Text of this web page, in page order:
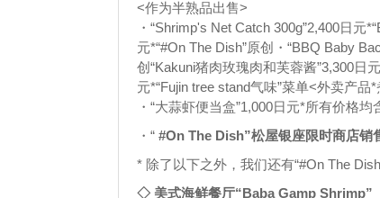
<作为半熟品出售>
・“Shrimp's Net Catch 300g”2,400日元
元*“#On The Dish”原创・“BBQ Baby
创“Kakuni猪肉玫瑰肉和芙蓉酱”3,300日
元*“Fujin tree stand气味”菜单<外卖产品
・“大蒜虾便当盒”1,000日元*所有价格均
・“ #On The Dish”松屋银座限时商店销
* 除了以下之外，我们还有“#On The
◇ 美式海鲜餐厅“Baba Gamp Shrimp”